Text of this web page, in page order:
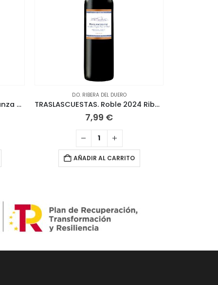
PAGO DE CARRAOVEJAS. Crianza 2023 Ribera del Duero
D.O. RIBERA DEL DUERO
TRASLASCUESTAS. Roble 2024 Ribera del Duero
7,99 €
AÑADIR AL CARRITO